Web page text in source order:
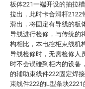
板体221一端开设的抽拉
拉出，此时卡合滑杆2122
滑出，将固定有导线的板
导线进行检修，与传统的
构相比，本电控柜束线机
导线检修时，无需检修人
时不会误碰到柜内的设备
的辅助束线件222固定焊
束线件222的L型条块